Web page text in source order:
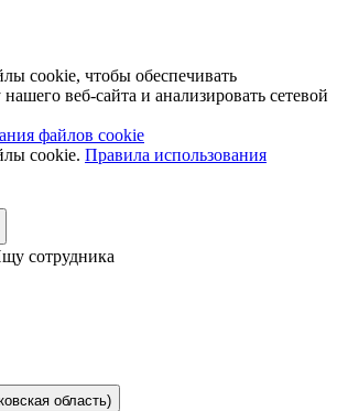
cookie, чтобы обеспечивать
веб-сайта и анализировать сетевой
файлов cookie
cookie. Правила использования
сотрудника
(Московская область)